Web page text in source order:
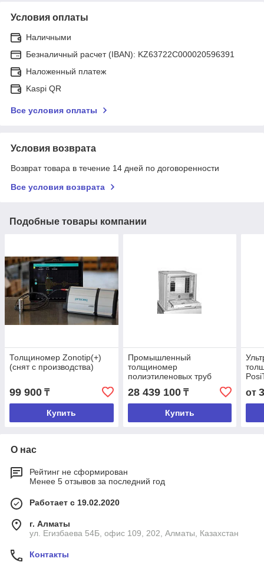
Условия оплаты
Наличными
Безналичный расчет (IBAN): KZ63722C000020596391
Наложенный платеж
Kaspi QR
Все условия оплаты
Условия возврата
Возврат товара в течение 14 дней по договоренности
Все условия возврата
Подобные товары компании
Толщиномер Zonotip(+)
(снят с производства)
99 900 ₸
Купить
Промышленный
толщиномер
полиэтиленовых труб
28 439 100₸
Купить
от
О нас
Рейтинг не сформирован
Менее 5 отзывов за последний год
Работает с 19.02.2020
г. Алматы
ул. Егизбаева 54Б, офис 109, 202, Алматы, Казахстан
Контакты